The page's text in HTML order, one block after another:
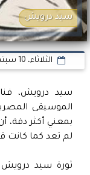
سيد درويش
الثلاثاء، 10 سبتمبر 2024
سيد درويش،
الموسيقى
بمعني أكثر دقة،
لم تعد كما كانت
ثورة سيد درويش